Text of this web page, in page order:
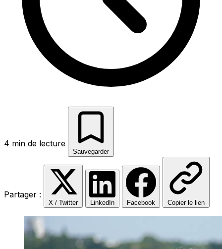
4 min de lecture
Sauvegarder
Partager :
X / Twitter LinkedIn Facebook Copier le lien